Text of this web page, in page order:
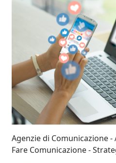
Agenzie di Comunicazione
Fare Comunicazione